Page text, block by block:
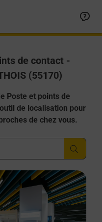
de contact -
(55170)
Poste et points de
de localisation pour
de chez vous.